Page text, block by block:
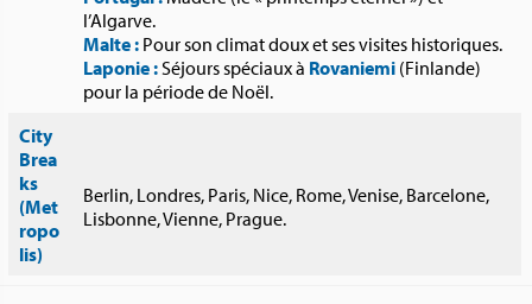
l’Algarve.
Malte : Pour son climat doux et ses visites historiques.
Laponie : Séjours spéciaux à Rovaniemi (Finlande)
pour la période de Noël.
City
Brea
ks
(Met
ropo
lis)
Berlin, Londres, Paris, Nice, Rome, Venise, Barcelone,
Lisbonne, Vienne, Prague.